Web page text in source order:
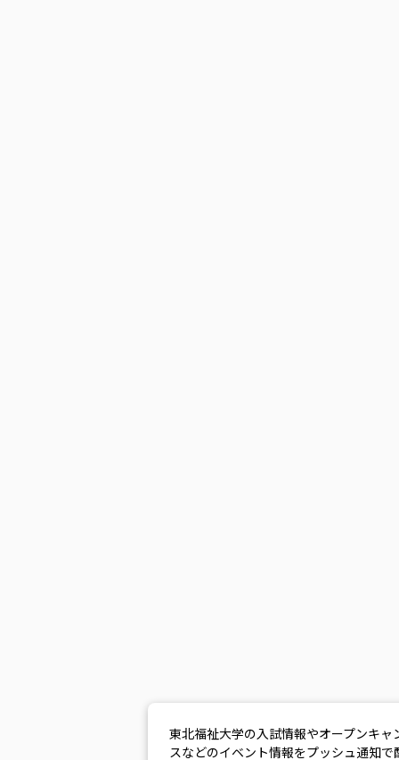
東北福祉大学の入試情報やオープンキャ
スなどのイベント情報をプッシュ通知で